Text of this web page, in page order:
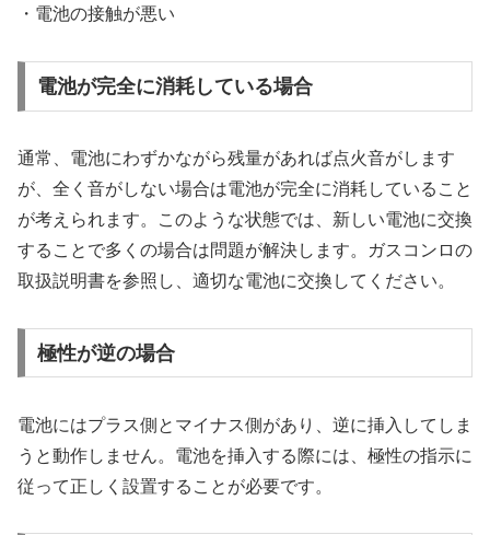
・電池の接触が悪い
電池が完全に消耗している場合
通常、電池にわずかながら残量があれば点火音がします
が、全く音がしない場合は電池が完全に消耗していること
が考えられます。このような状態では、新しい電池に交換
することで多くの場合は問題が解決します。ガスコンロの
取扱説明書を参照し、適切な電池に交換してください。
極性が逆の場合
電池にはプラス側とマイナス側があり、逆に挿入してしま
うと動作しません。電池を挿入する際には、極性の指示に
従って正しく設置することが必要です。